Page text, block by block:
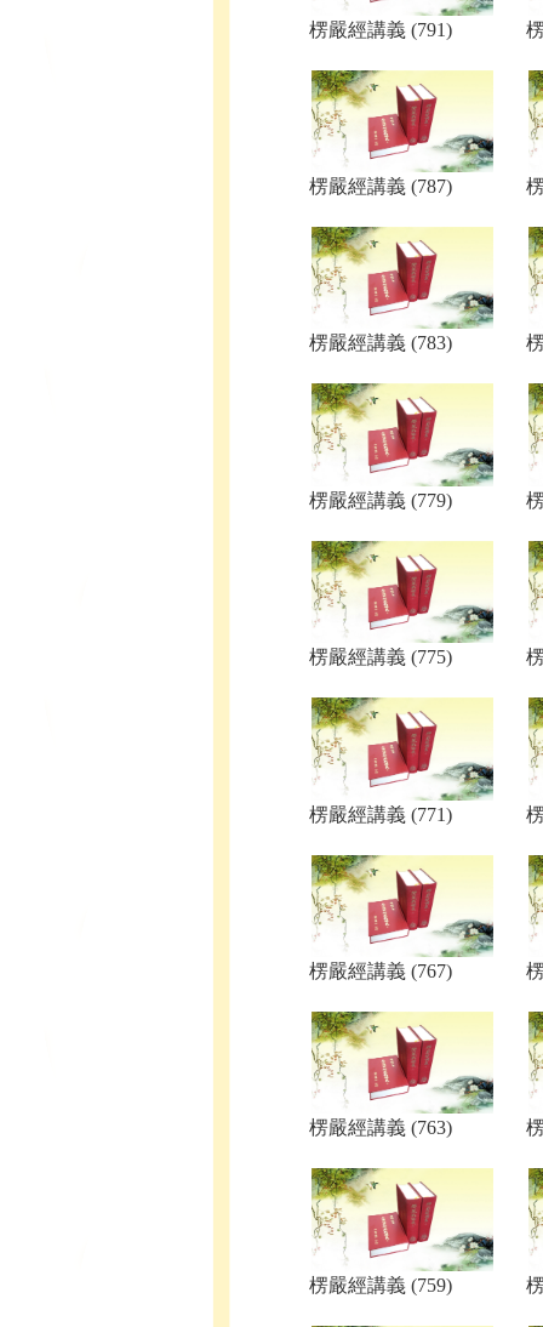
楞嚴經講義 (791)
楞嚴經講義 (787)
楞嚴經講義 (783)
楞嚴經講義 (779)
楞嚴經講義 (775)
楞嚴經講義 (771)
楞嚴經講義 (767)
楞嚴經講義 (763)
楞嚴經講義 (759)